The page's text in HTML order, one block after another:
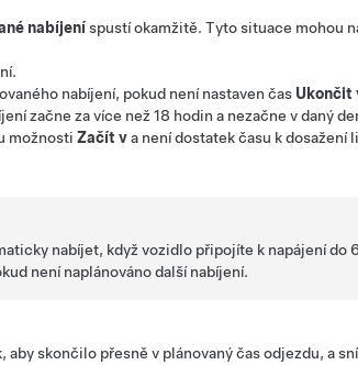
nabíjeníspustí okamžitě. Tyto situace mohou
nabíjení, pokud není nastaven čas Ukončit
začne za více než 18 hodin a nezačne v daný
možnosti Začít va není dostatek času k dosažení
nabíjet, když vozidlo připojíte k napájení do
není naplánováno další nabíjení.
aby skončilo přesně v plánovaný čas odjezdu, a